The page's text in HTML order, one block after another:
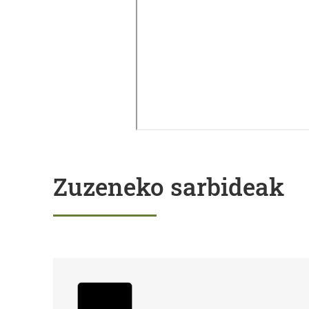
Zuzeneko sarbideak